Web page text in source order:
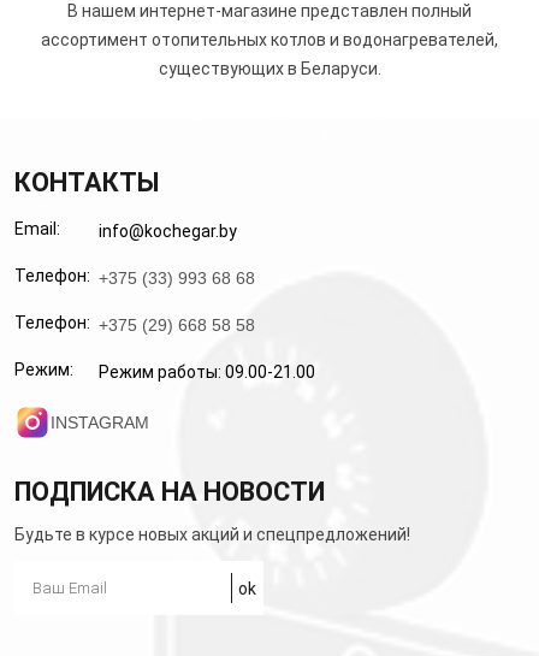
В нашем интернет-магазине представлен полный
ассортимент отопительных котлов и водонагревателей,
существующих в Беларуси.
КОНТАКТЫ
Email: info@kochegar.by
Телефон: +375 (33) 993 68 68
Телефон: +375 (29) 668 58 58
Режим: Режим работы: 09.00-21.00
INSTAGRAM
ПОДПИСКА НА НОВОСТИ
Будьте в курсе новых акций и спецпредложений!